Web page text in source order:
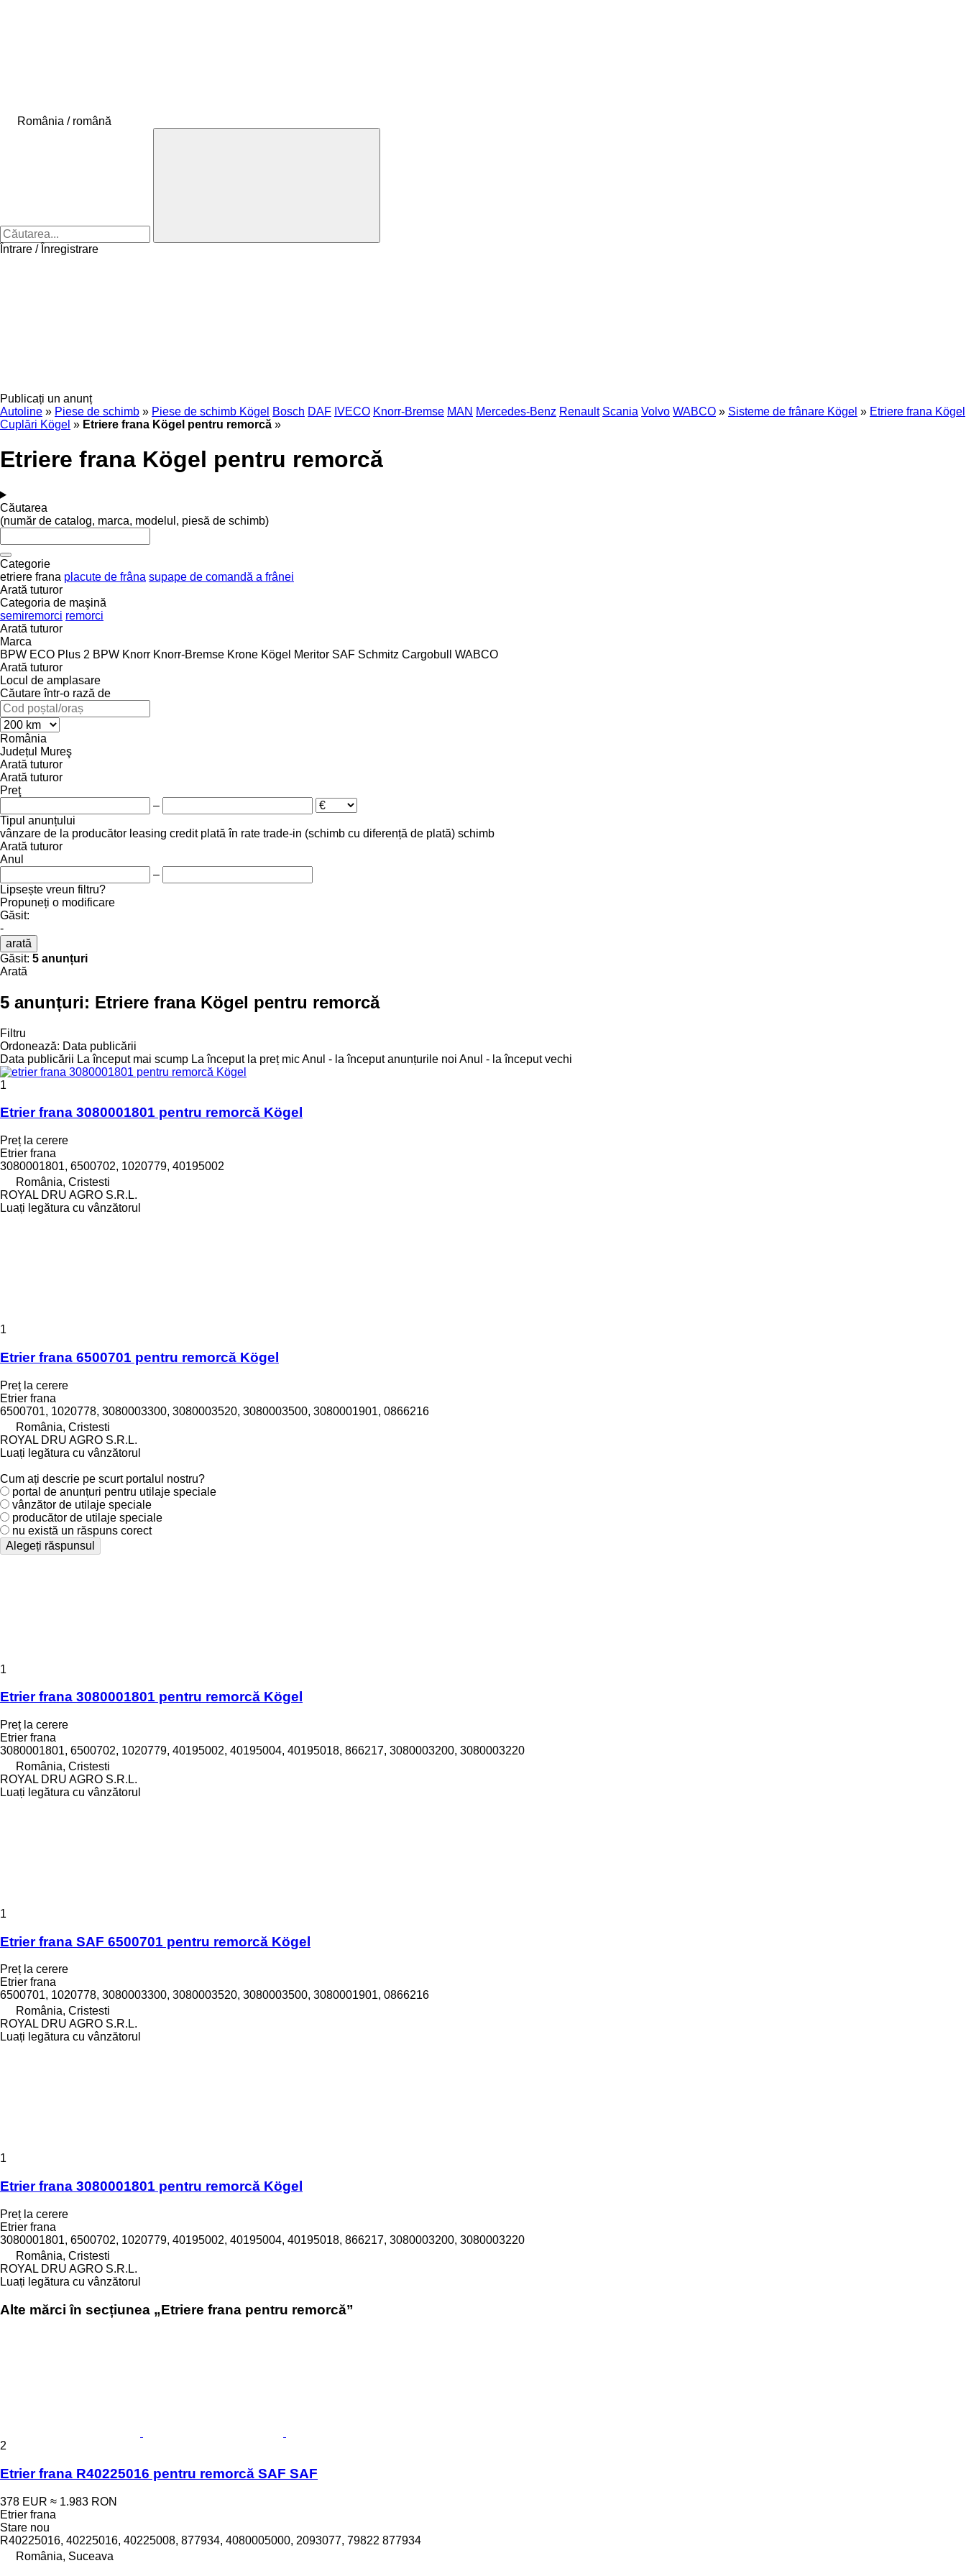
România / română
Întrare / Înregistrare
Publicați un anunț
Autoline » Piese de schimb » Piese de schimb Kögel Bosch DAF IVECO Knorr-Bremse MAN Mercedes-Benz Renault Scania Volvo WABCO » Sisteme de frânare Kögel » Etriere frana Kögel
Cuplări Kögel » Etriere frana Kögel pentru remorcă »
Etriere frana Kögel pentru remorcă
Căutarea
(număr de catalog, marca, modelul, piesă de schimb)
Categorie
etriere frana placute de frâna supape de comandă a frânei
Arată tuturor
Categoria de maşină
semiremorci remorci
Arată tuturor
Marca
BPW ECO Plus 2 BPW Knorr Knorr-Bremse Krone Kögel Meritor SAF Schmitz Cargobull
WABCO
Arată tuturor
Locul de amplasare
Căutare într-o rază de
România
Județul Mureş
Arată tuturor
Arată tuturor
Preţ
–
Tipul anunțului
vânzare de la producător leasing credit plată în rate trade-in (schimb cu diferență de plată) schimb
Arată tuturor
Anul
–
Lipsește vreun filtru?
Propuneți o modificare
Găsit:
-
arată
Găsit: 5 anunțuri
Arată
5 anunțuri: Etriere frana Kögel pentru remorcă
Filtru
Ordonează: Data publicării
Data publicării La început mai scump La început la preț micAnul - la început anunțurile noi Anul - la început vechi
1
Etrier frana 3080001801 pentru remorcă Kögel
Preț la cerere
Etrier frana
3080001801, 6500702, 1020779, 40195002
România, Cristesti
ROYAL DRU AGRO S.R.L.
Luați legătura cu vânzătorul
1
Etrier frana 6500701 pentru remorcă Kögel
Preț la cerere
Etrier frana
6500701, 1020778, 3080003300, 3080003520, 3080003500, 3080001901, 0866216
România, Cristesti
ROYAL DRU AGRO S.R.L.
Luați legătura cu vânzătorul
Cum ați descrie pe scurt portalul nostru?
portal de anunțuri pentru utilaje speciale
vânzător de utilaje speciale
producător de utilaje speciale
nu există un răspuns corect
Alegeți răspunsul
1
Etrier frana 3080001801 pentru remorcă Kögel
Preț la cerere
Etrier frana
3080001801, 6500702, 1020779, 40195002, 40195004, 40195018, 866217, 3080003200, 3080003220
România, Cristesti
ROYAL DRU AGRO S.R.L.
Luați legătura cu vânzătorul
1
Etrier frana SAF 6500701 pentru remorcă Kögel
Preț la cerere
Etrier frana
6500701, 1020778, 3080003300, 3080003520, 3080003500, 3080001901, 0866216
România, Cristesti
ROYAL DRU AGRO S.R.L.
Luați legătura cu vânzătorul
1
Etrier frana 3080001801 pentru remorcă Kögel
Preț la cerere
Etrier frana
3080001801, 6500702, 1020779, 40195002, 40195004, 40195018, 866217, 3080003200, 3080003220
România, Cristesti
ROYAL DRU AGRO S.R.L.
Luați legătura cu vânzătorul
Alte mărci în secțiunea „Etriere frana pentru remorcă”
2
Etrier frana R40225016 pentru remorcă SAF SAF
378 EUR ≈ 1.983 RON
Etrier frana
Stare nou
R40225016, 40225016, 40225008, 877934, 4080005000, 2093077, 79822 877934
România, Suceava